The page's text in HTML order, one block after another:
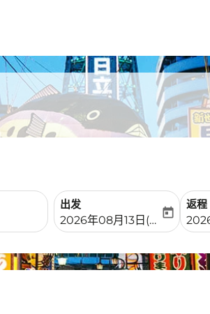
出发
fc-booking-departure-
2026年08月13日(周四)
today
返程
fc-